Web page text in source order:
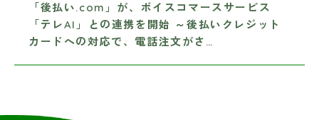
「後払い.com」が、ボイスコマースサービス
「テレAI」との連携を開始 ～後払いクレジット
カードへの対応で、電話注文がさ…